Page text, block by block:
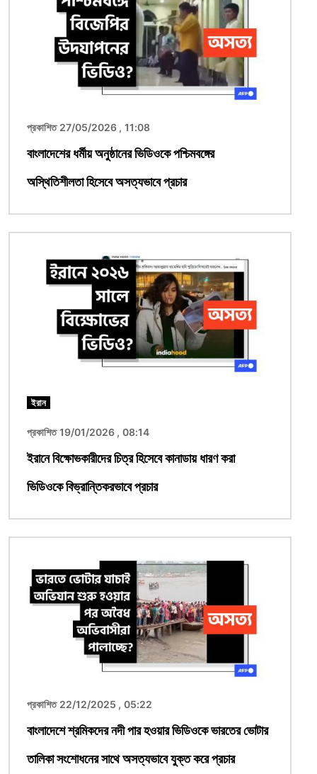
প্রকাশিত 27/05/2026 , 11:08
বাংলাদেশের ধর্মীয় অনুষ্ঠানের ভিডিওকে পশ্চিমবঙ্গের
অস্থিতিশীলতা হিসেবে অসত্যভাবে প্রচার
ইরান
প্রকাশিত 19/01/2026 , 08:14
ইরানে বিক্ষোভকারীদের চিত্র হিসেবে কানাডায় ধারণ করা
ভিডিওকে বিভ্রান্তিকরভাবে প্রচার
প্রকাশিত 22/12/2025 , 05:22
বাংলাদেশে শ্রমিকদের নদী পার হওয়ার ভিডিওকে ভারতের ভোটার
তালিকা সংশোধনের সাথে অসত্যভাবে যুক্ত করে প্রচার